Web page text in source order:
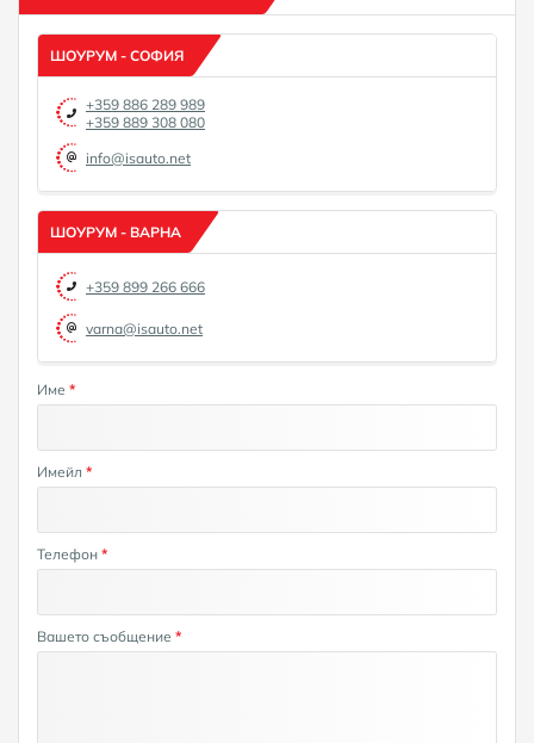
ШОУРУМ - СОФИЯ
+359 886 289 989
+359 889 308 080
info@isauto.net
ШОУРУМ - ВАРНА
+359 899 266 666
varna@isauto.net
Име *
Имейл *
Телефон *
Вашето съобщение *